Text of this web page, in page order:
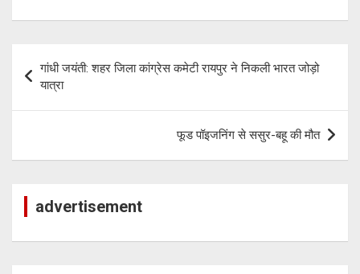
Post
navigation
गांधी जयंती: शहर जिला कांग्रेस कमेटी रायपुर ने निकली भारत जोड़ो
यात्रा
फूड पॉइजनिंग से ससुर-बहू की मौत
advertisement